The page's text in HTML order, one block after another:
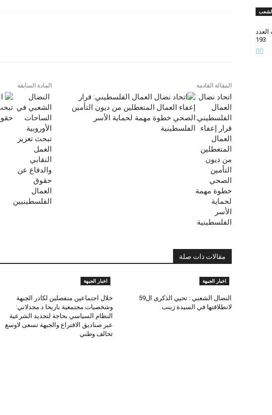
المادة السابقة
النضال
الشعبي في
الساحات
الأوروبية
تبحث تعزيز
العمل
النقابي
والدفاع عن
حقوق
العمال
الفلسطينيين
المقالة القادمة
اتحاد نضال
العمال
الفلسطيني:
قرار إعفاء
العمال
المتعطلين
من ديون
التأمين
الصحي
خطوة مهمة
لحماية
الأسر
الفلسطينية
مقالات ذات صلة
اخبار الجبهة
النضال الشعبي : تحيي الذكرى ال59
لانطلاقتها في السيدة زينب
اخبار الجبهة
خلال اجتماعين منفصلين لكادر الجبهة
وشخصيات مجتمعية باريحا د.مجدلاني:
النظام السياسي بحاجة لتجديد الشرعية
عبر صناديق الاقتراع والجبهة تسعى لاوسع
تحالف وطني
193